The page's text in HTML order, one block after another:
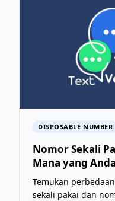
DISPOSABLE NUMBER
Nomor Sekali
Mana yang
Temukan
sekali pakai dan